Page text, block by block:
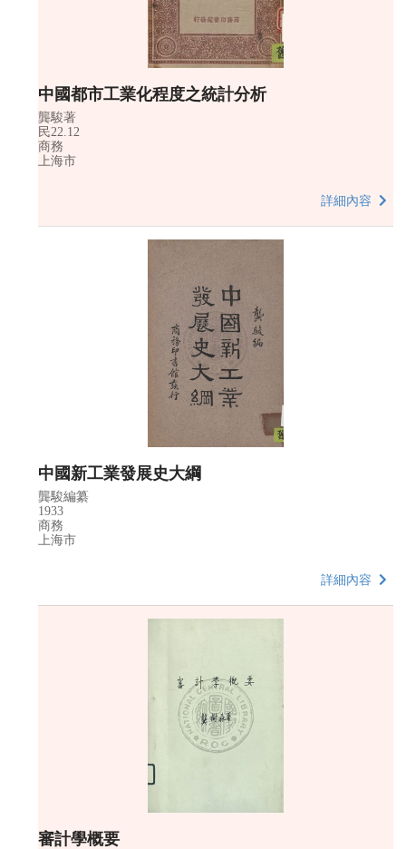
中國都市工業化程度之統計分析
龔駿著
民22.12
商務
上海市
詳細內容
中國新工業發展史大綱
龔駿編纂
1933
商務
上海市
詳細內容
審計學概要